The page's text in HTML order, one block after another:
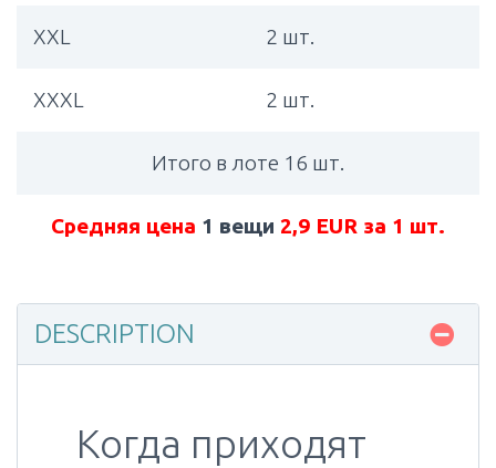
XXL 2 шт.
XXXL 2 шт.
Итого в лоте 16 шт.
Средняя цена 1 вещи 2,9 EUR за 1 шт.
DESCRIPTION
Когда приходят